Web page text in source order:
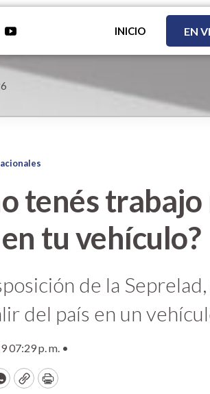
youtube INICIO EN
tenés
tu vehículo?
de la
del país en un
07:29 p. m. •
CopyPrint